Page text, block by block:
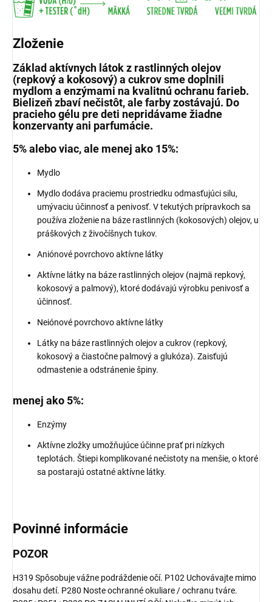
Zloženie
Základ aktívnych látok z rastlinných olejov
(repkový a kokosový) a cukrov sme doplnili
mydlom a enzýmami na kvalitnú ochranu farieb.
Bielizeň zbaví nečistôt, ale farby zostávajú. Do
pracieho gélu pre deti nepridávame žiadne
konzervanty ani parfumácie.
5% alebo viac, ale menej ako 15%:
Mydlo
Mydlo dodáva praciemu prostriedku odmasťujúci silu,
umývaciu účinnosť a penivosť. V tekutých prípravkoch sa
používa zloženie na báze rastlinných (kokosových) olejov, u
práškových z živočíšnych tukov.
Aniónové povrchovo aktívne látky
Aktívne látky na báze rastlinných olejov (najmä repkový,
kokosový a palmový), ktoré dodávajú výrobku penivosť a
účinnosť.
Neiónové povrchovo aktívne látky
Látky na báze rastlinných olejov a cukrov (repkový,
kokosový a čiastočne palmový a glukóza). Zaisťujú
odmastenie a odstránenie špiny.
menej ako 5%:
Enzýmy
Aktívne zložky umožňujúce účinne prať pri nízkych
teplotách. Štiepi komplikované nečistoty na menšie, o ktoré
sa postarajú ostatné aktívne látky.
Povinné informácie
POZOR
H319 Spôsobuje vážne podráždenie očí. P102 Uchovávajte mimo
dosahu detí. P280 Noste ochranné okuliare / ochranu tváre.